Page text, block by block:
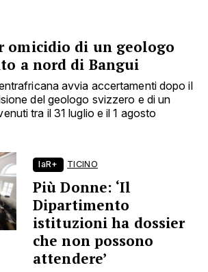
omicidio di un geologo
a nord di Bangui
avvia accertamenti dopo il
del geologo svizzero e di un
tra il 31 luglio e il 1 agosto
laR+ TICINO
Più Donne: ‘Il
Dipartimento
istituzioni ha dossier
che non possono
attendere’